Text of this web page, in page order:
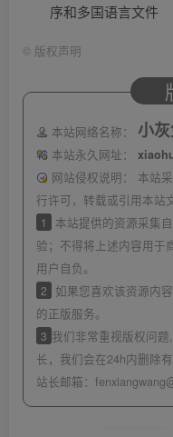
序和多国语言文件
© 版权声明
本站网络名称： 小
本站永久网址：
网站侵权说明：
本站
行许可，转载或引用本站
1
本站提供的资源采集
验；不得将上述内容用于
用户自负。
2
如果您喜欢该资源内
的正版服务。
3 我们非常重视版权问
长，我们会在24h内删除有
站长邮箱：